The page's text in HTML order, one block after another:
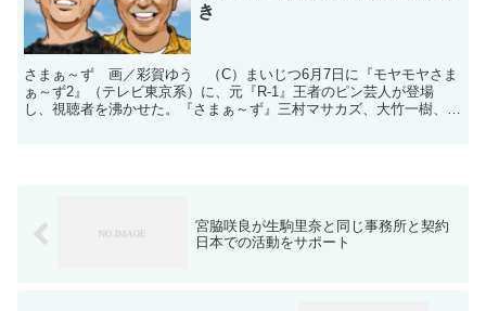
き
さまぁ～ず 画／彩賀ゆう （C）まいじつ6月7日に『モヤモヤさま
ぁ～ず2』（テレビ東京系）に、元『R-1』王者のピン芸人が登場
し、視聴者を沸かせた。『さまぁ～ず』三村マサカズ、大竹一樹、田
宮脇咲良が生駒里奈と同じ事務所と契約
日本での活動をサポート